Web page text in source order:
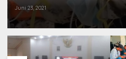
Juni 23, 2021